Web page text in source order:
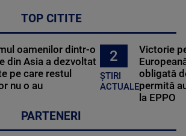
TOP CITITE
oamenilor dintr-o
din Asia a dezvoltat
pe care restul
nu o au
2
ȘTIRI
ACTUALE
Victorie
obligată
permită
la EPPO
PARTENERI